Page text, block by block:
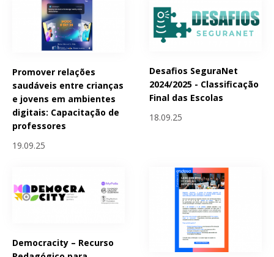
Promover relações
saudáveis entre crianças
e jovens em ambientes
digitais: Capacitação de
professores
19.09.25
Desafios SeguraNet
2024/2025 - Classificação
Final das Escolas
18.09.25
Democracity – Recurso